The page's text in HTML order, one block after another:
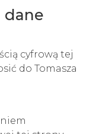
dane
cyfrową tej
do Tomasza